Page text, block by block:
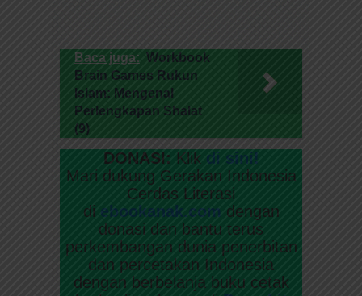
Baca juga: Workbook
Brain Games Rukun
Islam: Mengenal
Perlengkapan Shalat
(9)
DONASI: Klik di sini!
Mari dukung Gerakan Indonesia
Cerdas Literasi
di ebookanak.com dengan
donasi dan bantu terus
perkembangan dunia penerbitan
dan percetakan Indonesia
dengan berbelanja buku cetak